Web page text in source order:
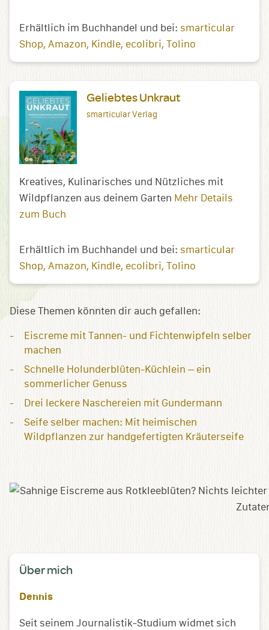
Erhältlich im Buchhandel und bei: smarticular
Shop Amazon Kindle ecolibri Tolino
Geliebtes Unkraut
smarticular Verlag
Kreatives, Kulinarisches und Nützliches mit
Wildpflanzen aus deinem Garten Mehr Details
zum Buch
Erhältlich im Buchhandel und bei: smarticular
Shop Amazon Kindle ecolibri Tolino
Diese Themen könnten dir auch gefallen:
Eiscreme mit Tannen- und Fichtenwipfeln selber
machen
Schnelle Holunderblüten-Küchlein – ein
sommerlicher Genuss
Drei leckere Naschereien mit Gundermann
Seife selber machen: Mit heimischen
Wildpflanzen zur handgefertigten Kräuterseife
Über mich
Dennis
Seit seinem Journalistik-Studium widmet sich